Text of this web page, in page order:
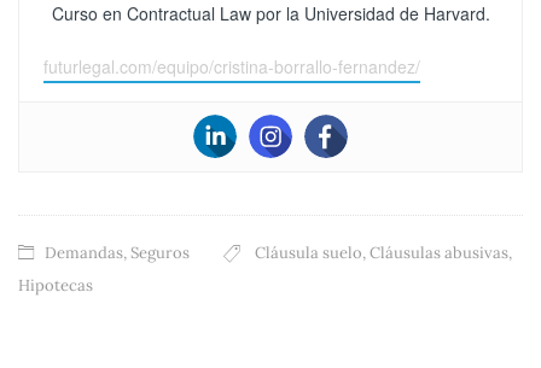
Curso en Contractual Law por la Universidad de Harvard.
futurlegal.com/equipo/cristina-borrallo-fernandez/
Demandas, Seguros Cláusula suelo,Cláusulas abusivas,
Hipotecas